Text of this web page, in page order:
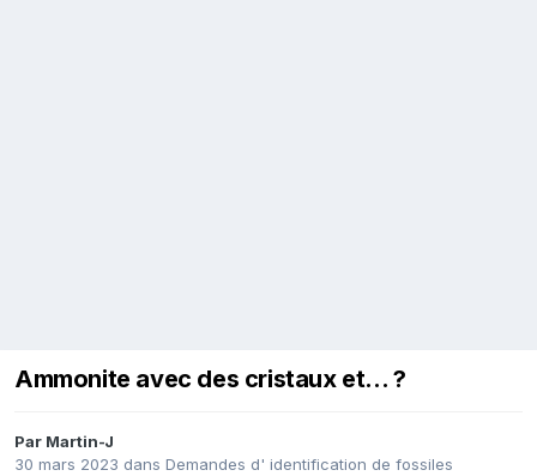
Ammonite avec des cristaux et... ?
Par Martin-J
30 mars 2023 dans Demandes d' identification de fossiles